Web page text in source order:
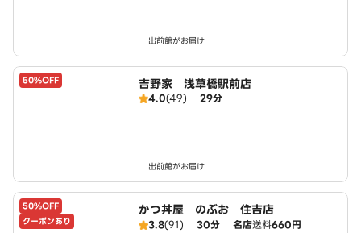
出前館がお届け
50%OFF 吉野家 浅草橋駅前店
4.0(49) 29分
出前館がお届け
50%OFF
クーポンあり
かつ丼屋 のぶお 住吉店
3.8(91) 30分 名店送料660円